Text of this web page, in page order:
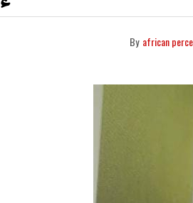
By african